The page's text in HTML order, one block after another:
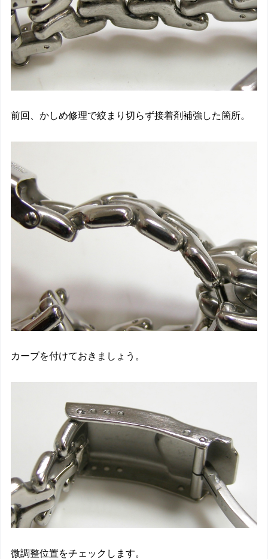
前回、かしめ修理で絞まり切らず接着剤補強した箇所。
カーブを付けておきましょう。
微調整位置をチェックします。